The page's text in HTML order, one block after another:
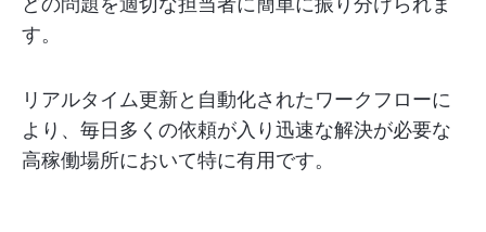
す。
リアルタイム更新と自動化されたワークフローに
より、毎日多くの依頼が入り迅速な解決が必要な
高稼働場所において特に有用です。